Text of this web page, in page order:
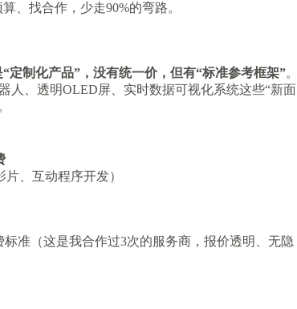
、找合作，少走90%的弯路。
“定制化产品”，没有统一价，但有“标准参考框架”。
、透明OLED屏、实时数据可视化系统这些“新面
、互动程序开发）
标准（这是我合作过3次的服务商，报价透明、无隐